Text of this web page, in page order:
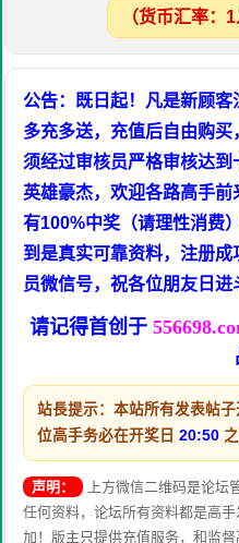
（货币汇率：
公告：既日起！凡是新顾
多充多送，充值后自由购
须经过审核员严格审核达
英雄豪杰，欢迎各路高手
有100%中奖（请理性消费
到是真实可靠资料，注册
员微信号，祝各位朋友日进
请记得首创于
站長提示：本站所有发表帖子
位高手务必在开奖日 20:50
声明：
上方微信二维码是论坛
任何资料，论坛所有资料都是高
加！版主只提供充值服务，和监督